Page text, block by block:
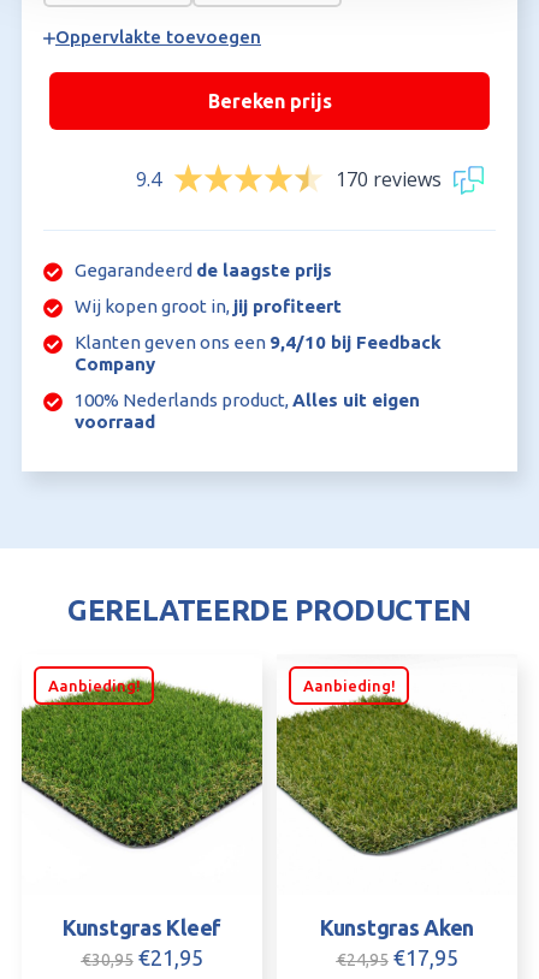
Oppervlakte toevoegen
Bereken prijs
9.4 170 reviews
Gegarandeerd de laagste prijs
Wij kopen groot in, jij profiteert
Klanten geven ons een 9,4/10 bij Feedback
Company
100% Nederlands product,Alles uit eigen
voorraad
GERELATEERDE PRODUCTEN
Aanbieding!
Kunstgras Kleef
€30,95 Oorspronkelijke
€21,95Huidige
Aanbieding!
Kunstgras Aken
€24,95 €17,95Huidige